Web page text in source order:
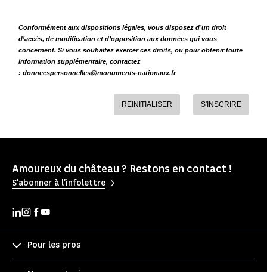
Conformément aux dispositions légales, vous disposez d’un droit
d’accès, de modification et d’opposition aux données qui vous
concernent. Si vous souhaitez exercer ces droits, ou pour obtenir toute
information supplémentaire, contactez
: donneespersonnelles@monuments-nationaux.fr
REINITIALISER S'INSCRIRE
Amoureux du château ? Restons en contact !
S'abonner à l'infolettre
Pour les pros